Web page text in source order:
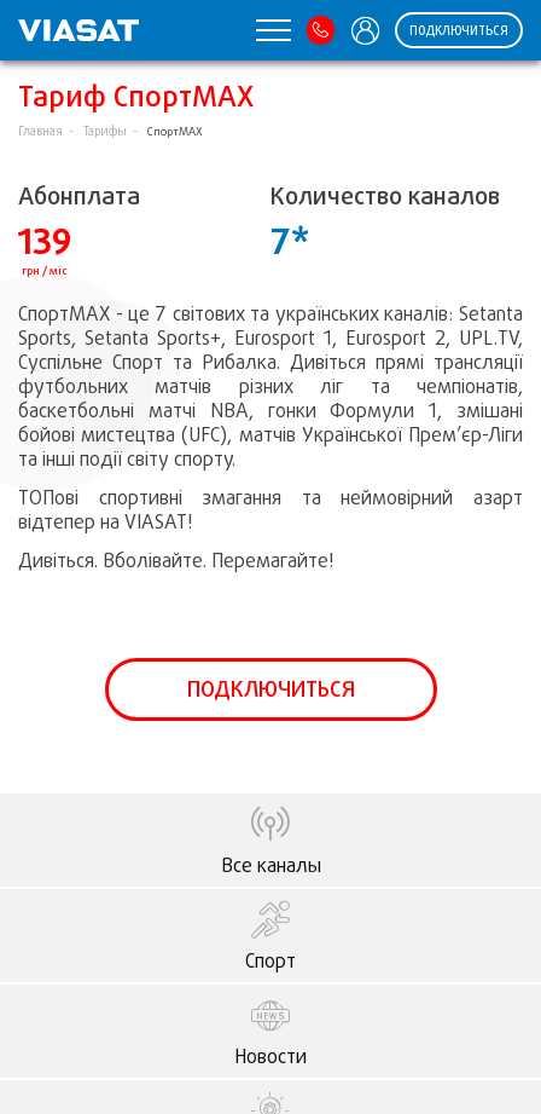
ПОДКЛЮЧИТЬСЯ
Тариф СпортMAX
Главная Тарифы СпортMAX
Абонплата
139
грн / міс
Количество каналов
7*
СпортMAX - це 7 світових та українських каналів: Setanta
Sports, Setanta Sports+, Eurosport 1, Eurosport 2, UPL.TV,
Суспільне Спорт та Рибалка. Дивіться прямі трансляції
футбольних матчів різних ліг та чемпіонатів,
баскетбольні матчі NBA, гонки Формули 1, змішані
бойові мистецтва (UFC), матчів Української Прем’єр-Ліги
та інші події світу спорту.
ТОПові спортивні змагання та неймовірний азарт
відтепер на VIASAT!
Дивіться. Вболівайте. Перемагайте!
ПОДКЛЮЧИТЬСЯ
Все каналы
Спорт
Новости